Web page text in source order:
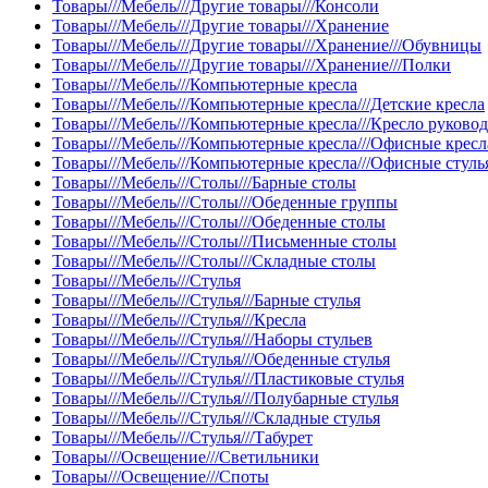
Товары///Мебель///Другие товары///Консоли
Товары///Мебель///Другие товары///Хранение
Товары///Мебель///Другие товары///Хранение///Обувницы
Товары///Мебель///Другие товары///Хранение///Полки
Товары///Мебель///Компьютерные кресла
Товары///Мебель///Компьютерные кресла///Детские кресла
Товары///Мебель///Компьютерные кресла///Кресло
Товары///Мебель///Компьютерные кресла///Офисные
Товары///Мебель///Компьютерные кресла///Офисные
Товары///Мебель///Столы///Барные столы
Товары///Мебель///Столы///Обеденные группы
Товары///Мебель///Столы///Обеденные столы
Товары///Мебель///Столы///Письменные столы
Товары///Мебель///Столы///Складные столы
Товары///Мебель///Стулья
Товары///Мебель///Стулья///Барные стулья
Товары///Мебель///Стулья///Кресла
Товары///Мебель///Стулья///Наборы стульев
Товары///Мебель///Стулья///Обеденные стулья
Товары///Мебель///Стулья///Пластиковые стулья
Товары///Мебель///Стулья///Полубарные стулья
Товары///Мебель///Стулья///Складные стулья
Товары///Мебель///Стулья///Табурет
Товары///Освещение///Светильники
Товары///Освещение///Споты